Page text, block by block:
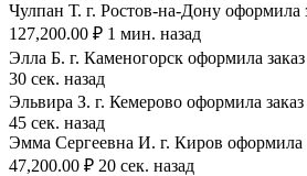
Чулпан Т. г. Ростов-на-Дону оформила
127,200.00 ₽ 1 мин. назад
Элла Б. г. Каменогорск оформила
30 сек. назад
Эльвира З. г. Кемерово оформила
45 сек. назад
Эмма Сергеевна И. г. Киров оформила
47,200.00 ₽ 20 сек. назад